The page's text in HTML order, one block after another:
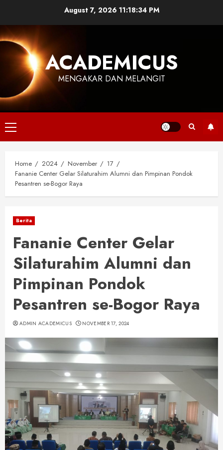
content
August 7, 2026 11:18:34 PM
ACADEMICUS
MENGAKAR DAN MELANGIT
Primary
Menu
Home 2024 November
17
Fananie Center Gelar Silaturahim Alumni dan Pimpinan Pondok
Pesantren se-Bogor Raya
Berita
Fananie Center Gelar
Silaturahim Alumni dan
Pimpinan Pondok
Pesantren se-Bogor Raya
ADMIN ACADEMICUS NOVEMBER 17, 2024